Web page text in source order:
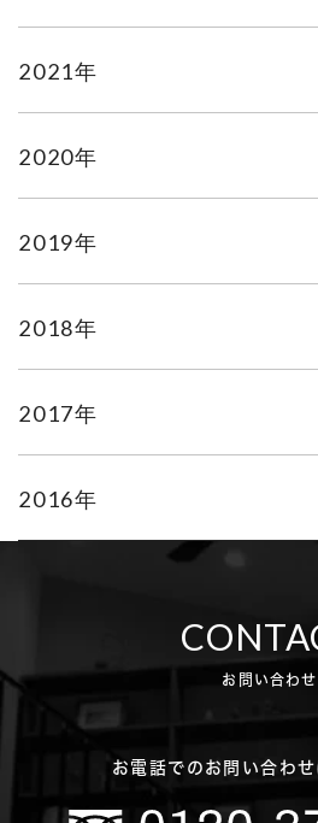
2021年
2020年
2019年
2018年
2017年
2016年
お問い合わせ
お電話でのお問い合わ